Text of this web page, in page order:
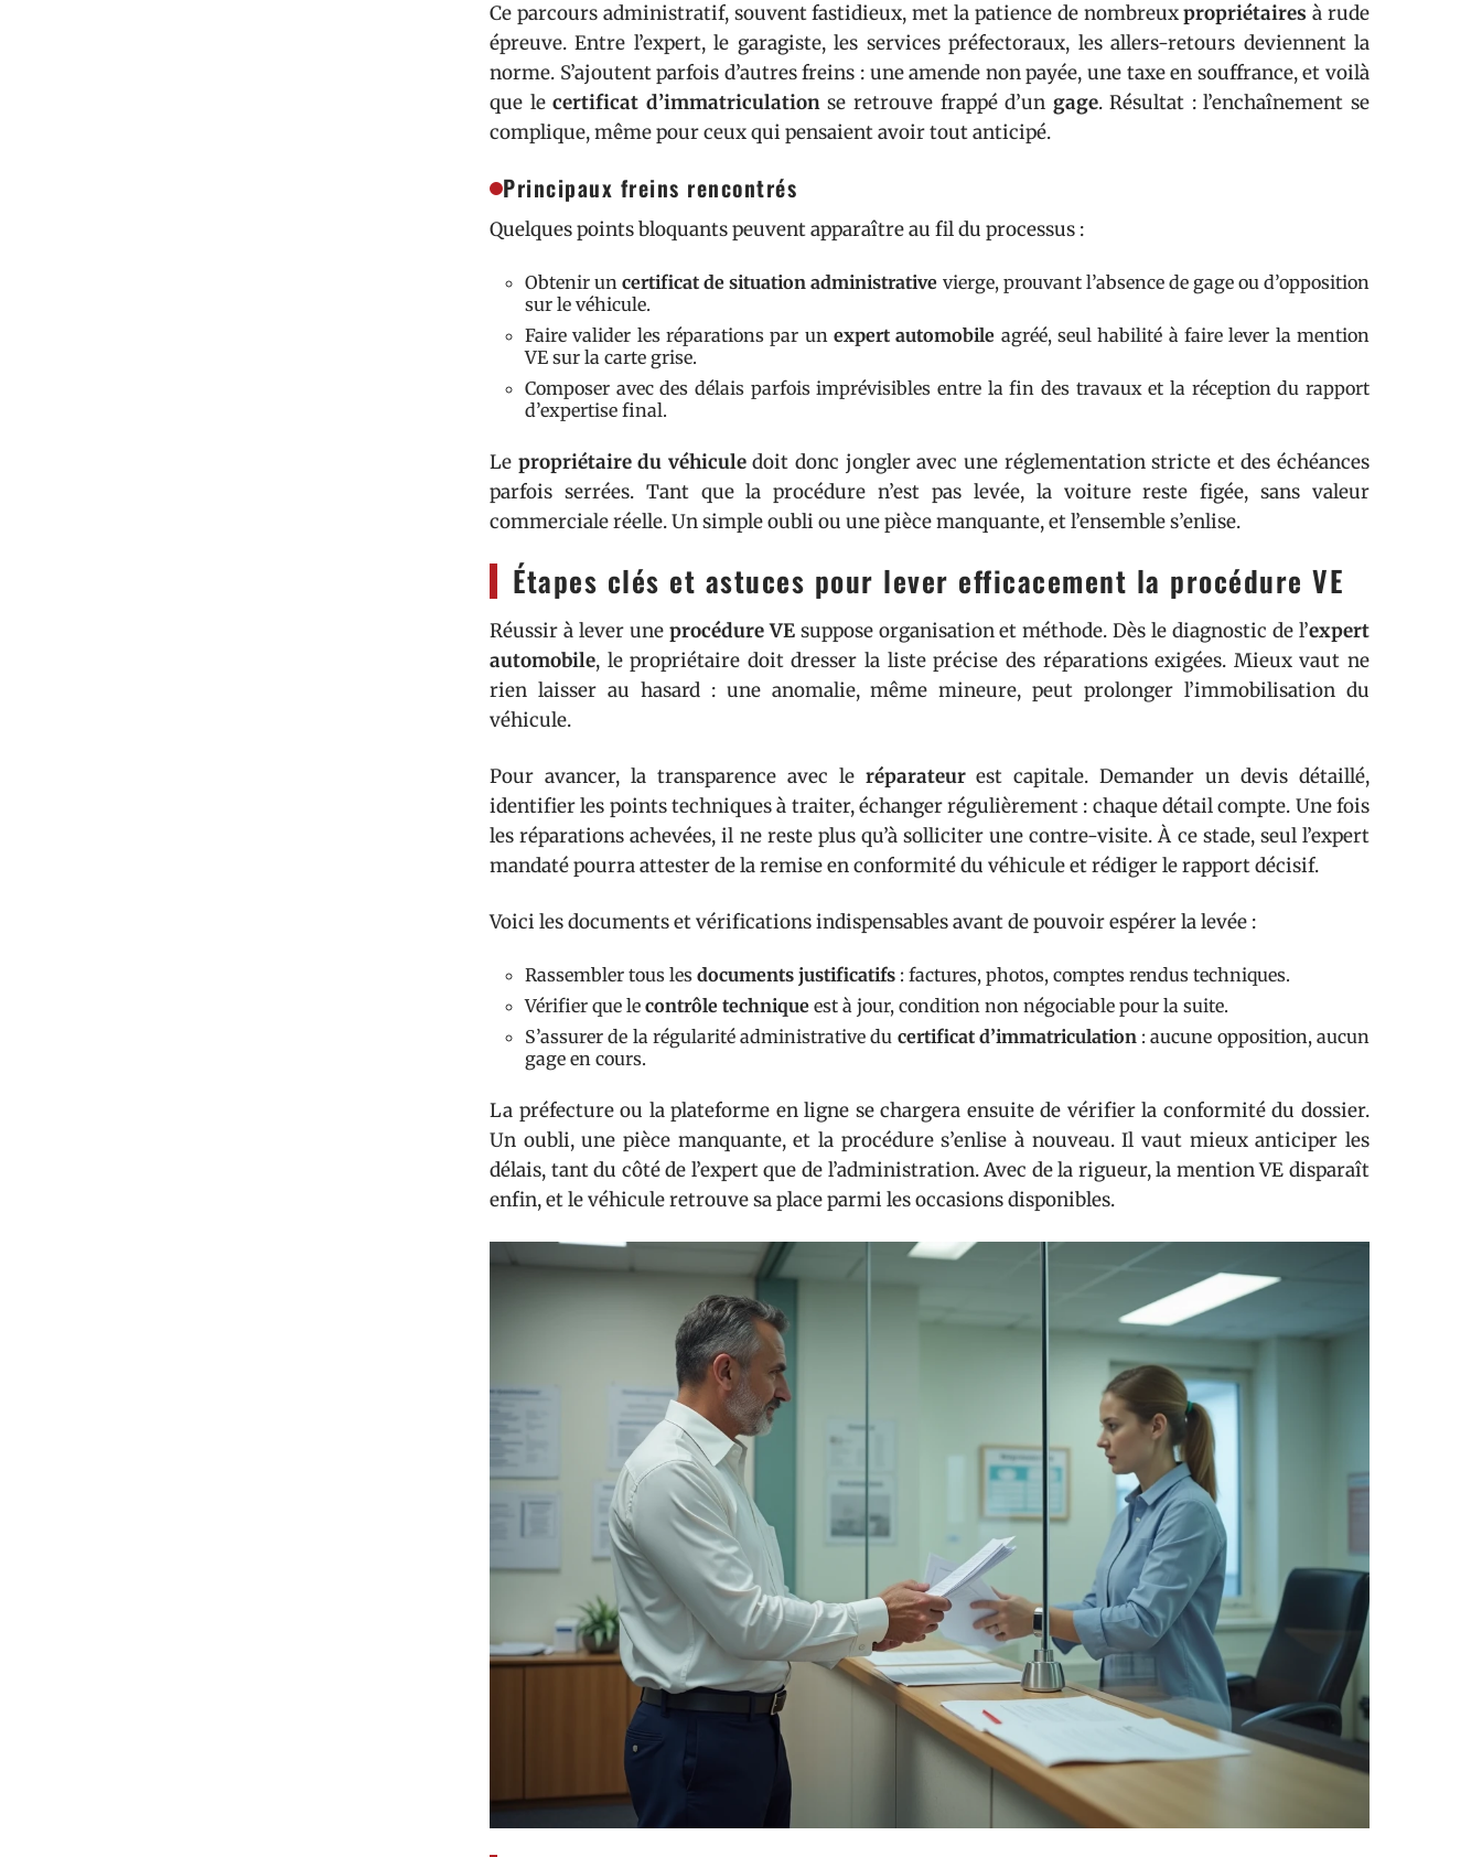
Ce parcours administratif, souvent fastidieux, met la patience de nombreuxpropriétaires à rude
épreuve. Entre l’expert, le garagiste, les services préfectoraux, les allers-retours deviennent la
norme. S’ajoutent parfois d’autres freins : une amende non payée, une taxe en souffrance, et voilà
que lecertificat d’immatriculationse retrouve frappé d’un gage. Résultat : l’enchaînement se
complique, même pour ceux qui pensaient avoir tout anticipé.
Principaux freins rencontrés
Quelques points bloquants peuvent apparaître au fil du processus :
Obtenir uncertificat de situation administrative vierge, prouvant l’absence de gage ou d’opposition
sur le véhicule.
Faire valider les réparations par un expert automobile agréé, seul habilité à faire lever la mention
VE sur la carte grise.
Composer avec des délais parfois imprévisibles entre la fin des travaux et la réception du rapport
d’expertise final.
Le propriétaire du véhiculedoit donc jongler avec une réglementation stricte et des échéances
parfois serrées. Tant que la procédure n’est pas levée, la voiture reste figée, sans valeur
commerciale réelle. Un simple oubli ou une pièce manquante, et l’ensemble s’enlise.
Étapes clés et astuces pour lever efficacement la procédure VE
Réussir à lever une procédure VEsuppose organisation et méthode. Dès le diagnostic de l’expert
automobile, le propriétaire doit dresser la liste précise des réparations exigées. Mieux vaut ne
rien laisser au hasard : une anomalie, même mineure, peut prolonger l’immobilisation du
véhicule.
Pour avancer, la transparence avec le réparateurest capitale. Demander un devis détaillé,
identifier les points techniques à traiter, échanger régulièrement : chaque détail compte. Une fois
les réparations achevées, il ne reste plus qu’à solliciter une contre-visite. À ce stade, seul l’expert
mandaté pourra attester de la remise en conformité du véhicule et rédiger le rapport décisif.
Voici les documents et vérifications indispensables avant de pouvoir espérer la levée :
Rassembler tous les documents justificatifs : factures, photos, comptes rendus techniques.
Vérifier que le contrôle technique est à jour, condition non négociable pour la suite.
S’assurer de la régularité administrative du certificat d’immatriculation: aucune opposition, aucun
gage en cours.
La préfecture ou la plateforme en ligne se chargera ensuite de vérifier la conformité du dossier.
Un oubli, une pièce manquante, et la procédure s’enlise à nouveau. Il vaut mieux anticiper les
délais, tant du côté de l’expert que de l’administration. Avec de la rigueur, la mention VE disparaît
enfin, et le véhicule retrouve sa place parmi les occasions disponibles.